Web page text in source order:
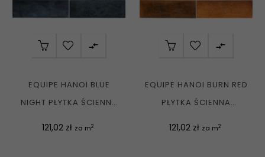

EQUIPE HANOI BLUE
NIGHT PŁYTKA ŚCIENNA
Cena
121,02 zł za m2

EQUIPE HANOI BURN RED
PŁYTKA ŚCIENNA
Cena
121,02 zł za m2